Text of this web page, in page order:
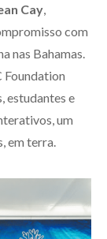
Cay
com
nas Bahamas.
Foundation
estudantes e
um
em terra.